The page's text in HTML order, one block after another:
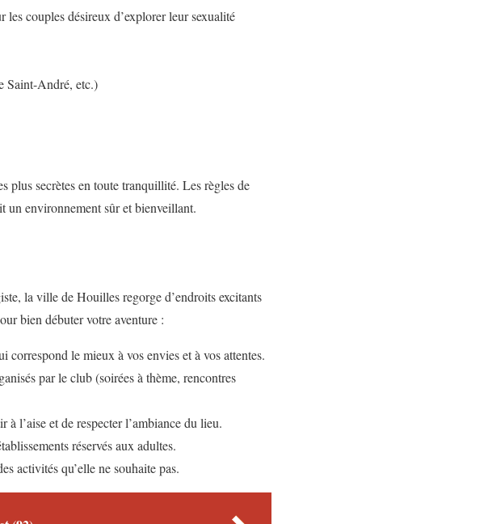
les couples désireux d’explorer leur sexualité
Saint-André, etc.)
plus secrètes en toute tranquillité. Les règles de
un environnement sûr et bienveillant.
la ville de Houilles regorge d’endroits excitants
bien débuter votre aventure :
correspond le mieux à vos envies et à vos attentes.
par le club (soirées à thème, rencontres
l’aise et de respecter l’ambiance du lieu.
réservés aux adultes.
activités qu’elle ne souhaite pas.